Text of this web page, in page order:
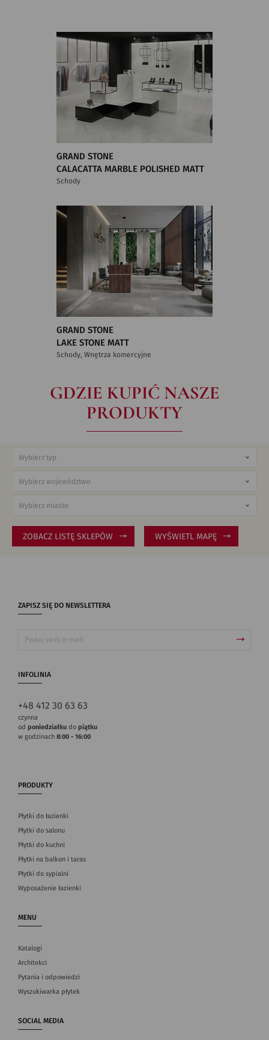
GRAND STONE
CALACATTA MARBLE POLISHED MATT
Schody
GRAND STONE
LAKE STONE MATT
Schody, Wnętrza komercyjne
GDZIE KUPIĆ NASZE
PRODUKTY
ZOBACZ LISTĘ SKLEPÓW WYŚWIETL MAPĘ
ZAPISZ SIĘ DO NEWSLETTERA
INFOLINIA
+48 412 30 63 63
czynna
od poniedziałku do piątku
w godzinach 8:00 - 16:00
PRODUKTY
Płytki do łazienki
Płytki do salonu
Płytki do kuchni
Płytki na balkon i taras
Płytki do sypialni
Wyposażenie łazienki
MENU
Katalogi
Architekci
Pytania i odpowiedzi
Wyszukiwarka płytek
SOCIAL MEDIA